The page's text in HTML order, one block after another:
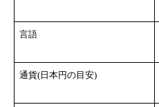
言語
通貨(日本円の目安)